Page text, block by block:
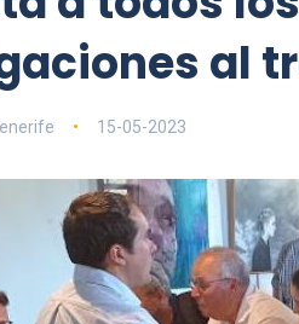
al
15-05-2023